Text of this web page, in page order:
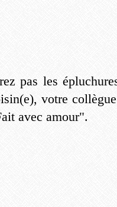
pas les
votre
avec amour".